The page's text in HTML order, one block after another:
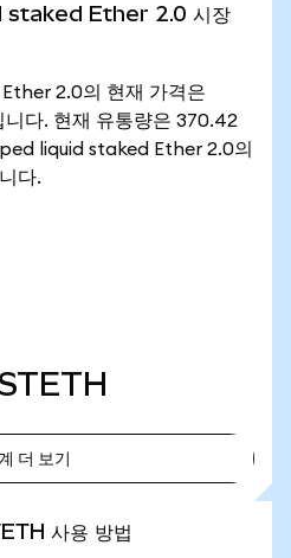
staked Ether 2.0 시장
2.0의 현재 가격은
다. 현재 유통량은 370.42
liquid staked Ether 2.0의
다.
더 보기
사용 방법